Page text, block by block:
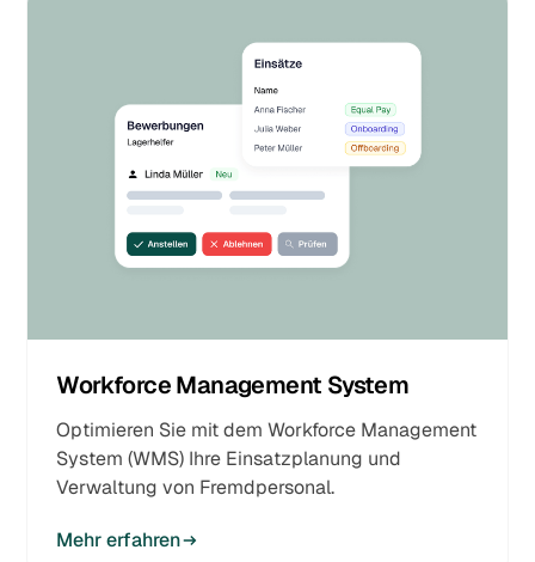
Workforce Management System
Optimieren Sie mit dem Workforce Management
System (WMS) Ihre Einsatzplanung und
Verwaltung von Fremdpersonal.
Mehr erfahren